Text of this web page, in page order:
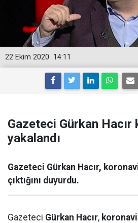
14:11
22 Ekim 2020
Gazeteci Gürkan
yakalandı
Gazeteci Gürkan Hacır,
çıktığını duyurdu.
Gazeteci Gürkan Hacır,